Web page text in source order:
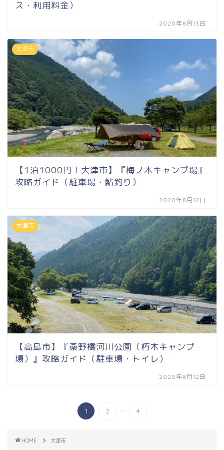
ス・利用料金）
2020年8月13日
大津市
【1泊1000円！大津市】『梅ノ木キャンプ場』
攻略ガイド（駐車場・鮎釣り）
2020年8月12日
大津市
【高島市】『桑野橋河川公園（朽木キャンプ
場）』攻略ガイド（駐車場・トイレ）
2020年8月12日
1 2 ... 4
HOME 大津市